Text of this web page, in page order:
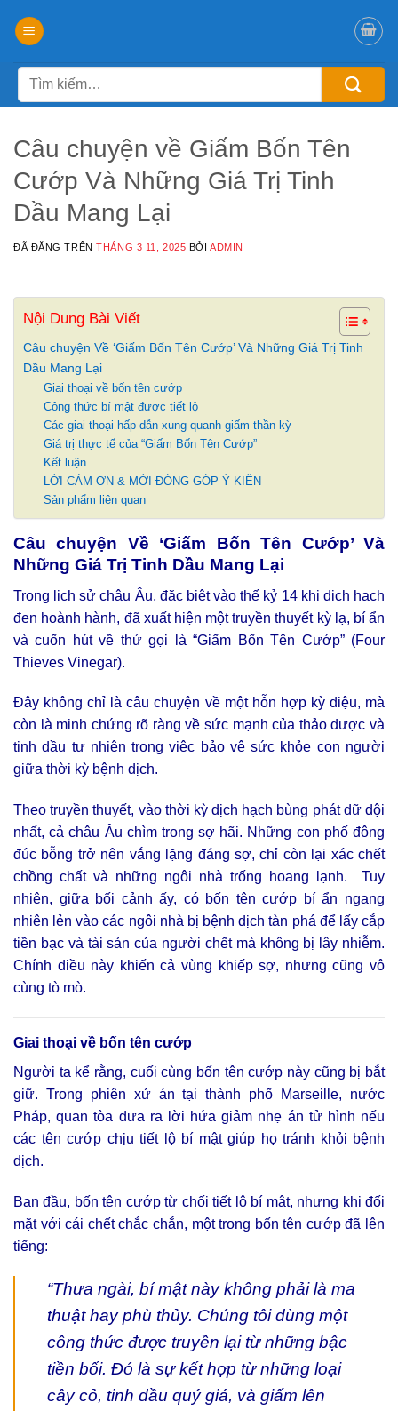
đến
dungTìm
kiếm:
Câu chuyện về Giấm Bốn Tên
Cướp Và Những Giá Trị Tinh
Dầu Mang Lại
ĐÃ ĐĂNG TRÊNTHÁNG 3 11, 2025 BỞIADMIN
Nội Dung Bài Viết
Câu chuyện Về ‘Giấm Bốn Tên Cướp’ Và Những Giá Trị Tinh
Dầu Mang Lại
Giai thoại về bốn tên cướp
Công thức bí mật được tiết lộ
Các giai thoại hấp dẫn xung quanh giấm thần kỳ
Giá trị thực tế của “Giấm Bốn Tên Cướp”
Kết luận
LỜI CẢM ƠN & MỜI ĐÓNG GÓP Ý KIẾN
Sản phẩm liên quan
Câu chuyện Về ‘Giấm Bốn Tên Cướp’ Và
Những Giá Trị Tinh Dầu Mang Lại
Trong lịch sử châu Âu, đặc biệt vào thế kỷ 14 khi dịch hạch
đen hoành hành, đã xuất hiện một truyền thuyết kỳ lạ, bí ẩn
và cuốn hút về thứ gọi là “Giấm Bốn Tên Cướp” (Four
Thieves Vinegar).
Đây không chỉ là câu chuyện về một hỗn hợp kỳ diệu, mà
còn là minh chứng rõ ràng về sức mạnh của thảo dược và
tinh dầu tự nhiên trong việc bảo vệ sức khỏe con người
giữa thời kỳ bệnh dịch.
Theo truyền thuyết, vào thời kỳ dịch hạch bùng phát dữ dội
nhất, cả châu Âu chìm trong sợ hãi. Những con phố đông
đúc bỗng trở nên vắng lặng đáng sợ, chỉ còn lại xác chết
chồng chất và những ngôi nhà trống hoang lạnh. Tuy
nhiên, giữa bối cảnh ấy, có bốn tên cướp bí ẩn ngang
nhiên lẻn vào các ngôi nhà bị bệnh dịch tàn phá để lấy cắp
tiền bạc và tài sản của người chết mà không bị lây nhiễm.
Chính điều này khiến cả vùng khiếp sợ, nhưng cũng vô
cùng tò mò.
Giai thoại về bốn tên cướp
Người ta kể rằng, cuối cùng bốn tên cướp này cũng bị bắt
giữ. Trong phiên xử án tại thành phố Marseille, nước
Pháp, quan tòa đưa ra lời hứa giảm nhẹ án tử hình nếu
các tên cướp chịu tiết lộ bí mật giúp họ tránh khỏi bệnh
dịch.
Ban đầu, bốn tên cướp từ chối tiết lộ bí mật, nhưng khi đối
mặt với cái chết chắc chắn, một trong bốn tên cướp đã lên
tiếng:
“Thưa ngài, bí mật này không phải là ma
thuật hay phù thủy. Chúng tôi dùng một
công thức được truyền lại từ những bậc
tiền bối. Đó là sự kết hợp từ những loại
cây cỏ, tinh dầu quý giá, và giấm lên